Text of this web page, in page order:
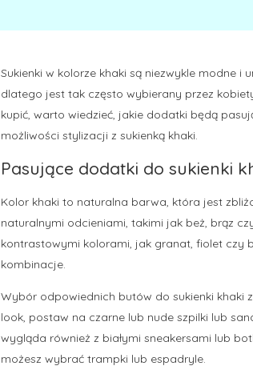
Sukienki w kolorze khaki są niezwykle modne i
dlatego jest tak często wybierany przez
kupić, warto wiedzieć, jakie dodatki będą
możliwości stylizacji z sukienką khaki.
Pasujące dodatki do sukienki
Kolor khaki to naturalna barwa, która jest
naturalnymi odcieniami, takimi jak beż, brąz
kontrastowymi kolorami, jak granat, fiolet czy
kombinacje.
Wybór odpowiednich butów do sukienki khaki
look, postaw na czarne lub nude szpilki lub
wygląda również z białymi sneakersami lub
możesz wybrać trampki lub espadryle.